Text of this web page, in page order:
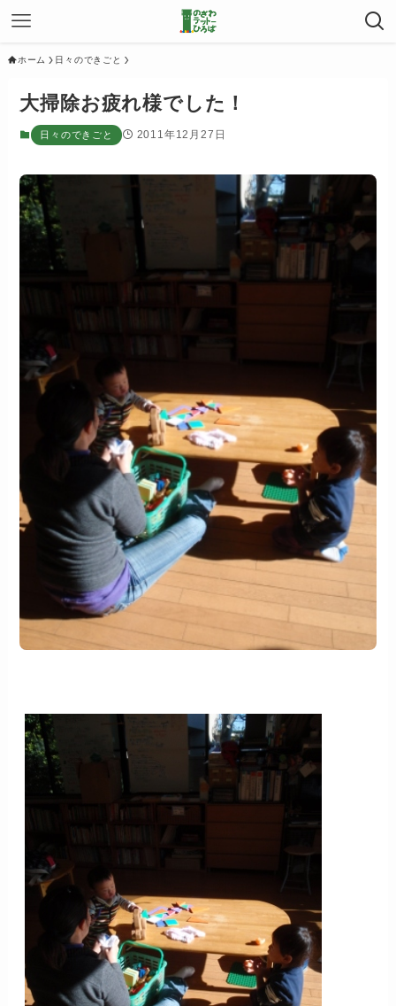
ホーム 日々のできごと
大掃除お疲れ様でした！
日々のできごと 2011年12月27日